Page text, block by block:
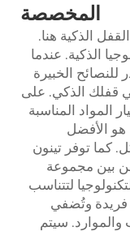
المخصصة
الذكية هنا.
الذكية. عندما
الخبيرة
قفلك الذكي. على
المواد المناسبة
هو الأفضل
كما توفر تينون
بين مجموعة
لتتناسب
فريدة وتُضفي
والموارد. سيتم